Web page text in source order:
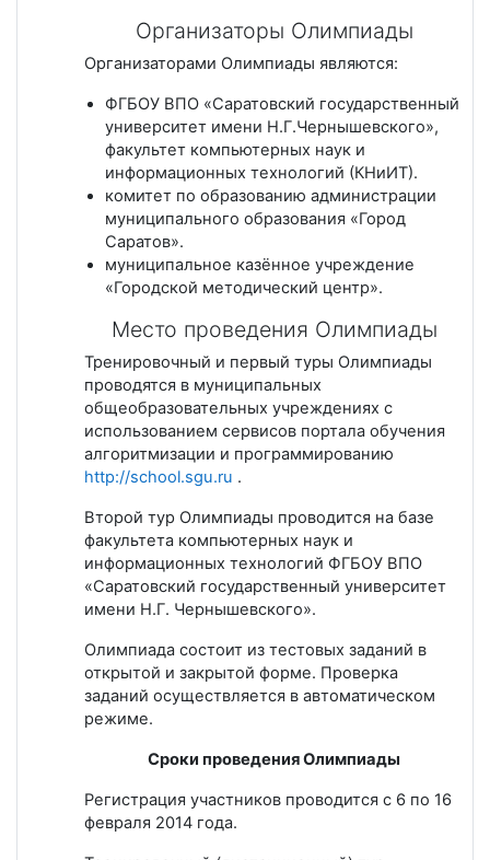
Организаторы Олимпиады
Организаторами Олимпиады являются:
ФГБОУ ВПО «Саратовский государственный
университет имени Н.Г.Чернышевского»,
факультет компьютерных наук и
информационных технологий (КНиИТ).
комитет по образованию администрации
муниципального образования «Город
Саратов».
муниципальное казённое учреждение
«Городской методический центр».
Место проведения Олимпиады
Тренировочный и первый туры Олимпиады
проводятся в муниципальных
общеобразовательных учреждениях с
использованием сервисов портала обучения
алгоритмизации и программированию
http://school.sgu.ru .
Второй тур Олимпиады проводится на базе
факультета компьютерных наук и
информационных технологий ФГБОУ ВПО
«Саратовский государственный университет
имени Н.Г. Чернышевского».
Олимпиада состоит из тестовых заданий в
открытой и закрытой форме. Проверка
заданий осуществляется в автоматическом
режиме.
Сроки проведения Олимпиады
Регистрация участников проводится с 6 по 16
февраля 2014 года.